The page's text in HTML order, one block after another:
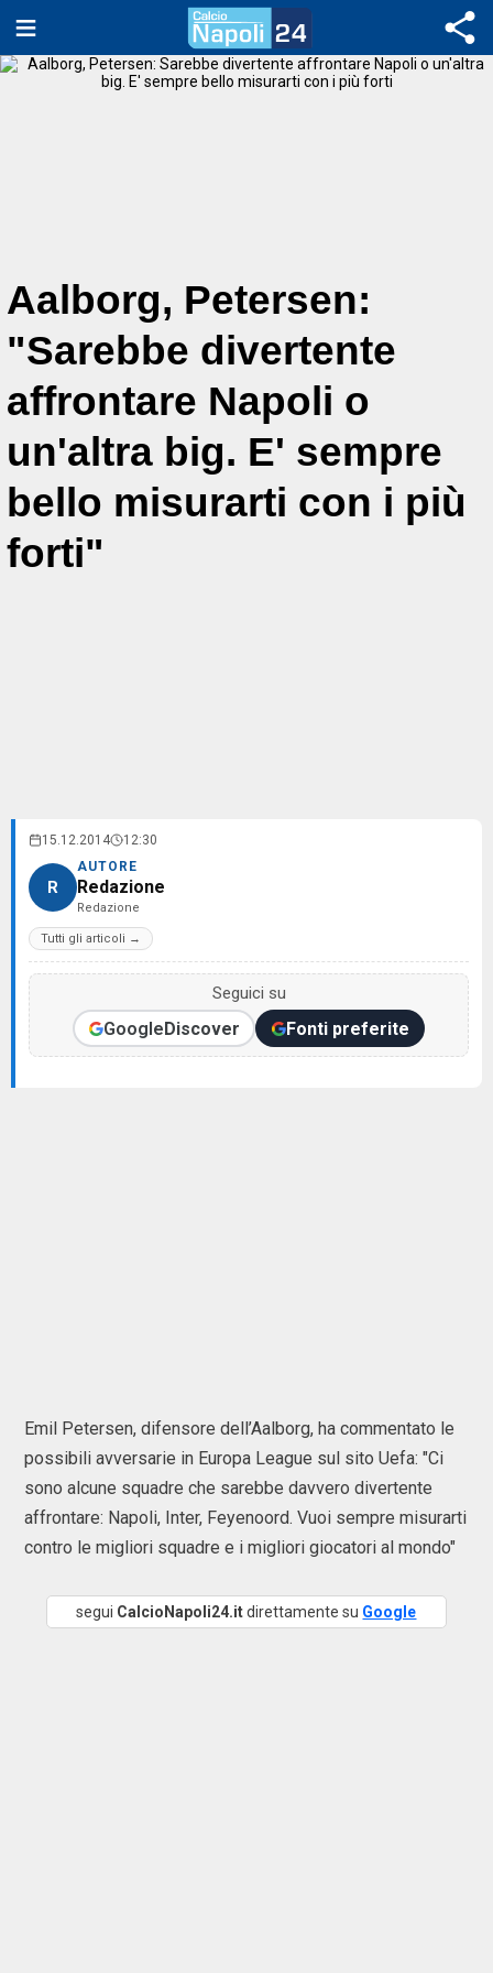
Aalborg, Petersen:
"Sarebbe divertente
affrontare Napoli o
un'altra big. E' sempre
bello misurarti con i più
forti"
15.12.2014 12:30
R
AUTORE
Redazione
Redazione
Tutti gli articoli →
Seguici su
GoogleDiscover Fonti preferite
Emil Petersen, difensore dell’Aalborg, ha commentato le
possibili avversarie in Europa League sul sito Uefa: "Ci
sono alcune squadre che sarebbe davvero divertente
affrontare: Napoli, Inter, Feyenoord. Vuoi sempre misurarti
contro le migliori squadre e i migliori giocatori al mondo"
segui CalcioNapoli24.itdirettamente su Google